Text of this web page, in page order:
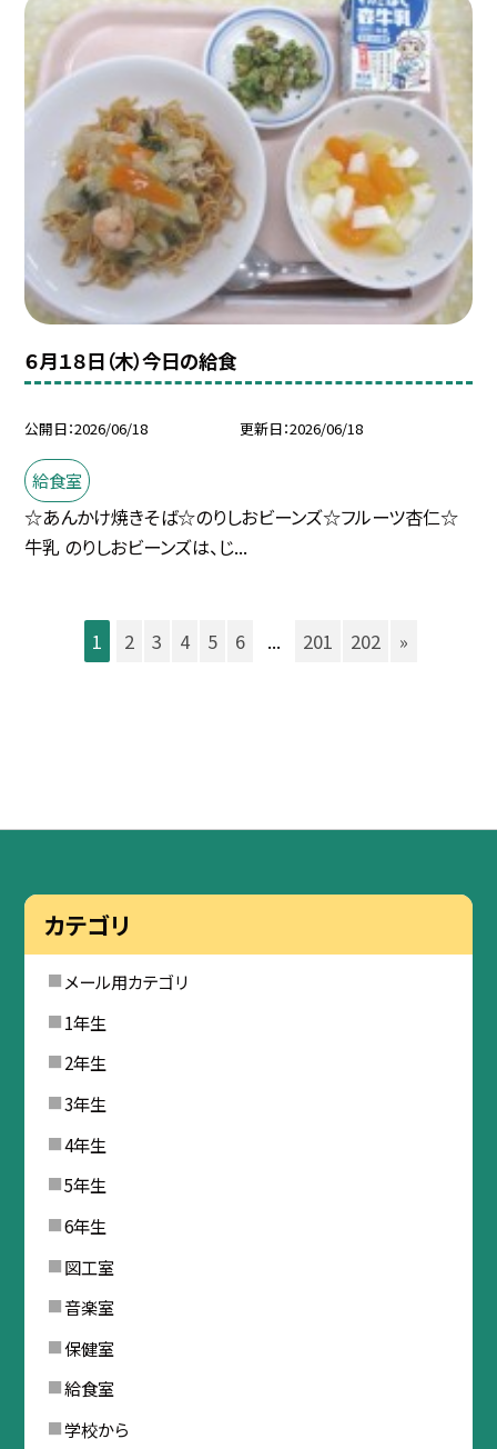
６月１８日（木）今日の給食
公開日 2026/06/18 更新日 2026/06/18
給食室
☆あんかけ焼きそば☆のりしおビーンズ☆フルーツ杏仁☆
牛乳 のりしおビーンズは、じ...
1 2 3 4 5 6 ... 201 202 »
カテゴリ
メール用カテゴリ
1年生
2年生
3年生
4年生
5年生
6年生
図工室
音楽室
保健室
給食室
学校から